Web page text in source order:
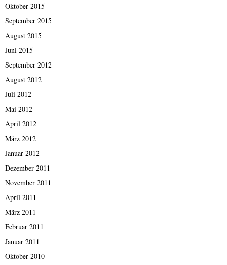
Oktober 2015
September 2015
August 2015
Juni 2015
September 2012
August 2012
Juli 2012
Mai 2012
April 2012
März 2012
Januar 2012
Dezember 2011
November 2011
April 2011
März 2011
Februar 2011
Januar 2011
Oktober 2010